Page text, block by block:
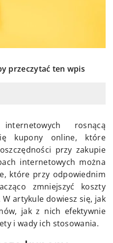
przeczytać ten wpis
rosnącą
kupony online, które
przy zakupie
internetowych można
które przy odpowiednim
zmniejszyć koszty
artykule dowiesz się, jak
jak z nich efektywnie
i wady ich stosowania.